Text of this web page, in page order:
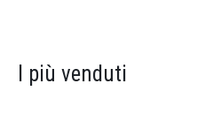
I più venduti